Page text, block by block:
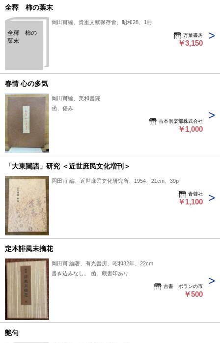
要資料として、洒落文化の魅力を伝えている。 状態：カバー
全釋 柿の葉末
全釋 柿の
葉末
岡田甫編、貴重文献保存會、昭和28、1冊
万葉書房
￥3,150
春情 心の多気
岡田甫編、美和書院
函、傷み
古本倶楽部株式会社
￥1,000
「大東閨語」研究 ＜近世庶民文化増刊＞
岡田甫 編、近世庶民文化研究所、1954、21cm、39p
青聲社
￥1,100
定本誹風末摘花
岡田甫 編著、有光書房、昭和32年、22cm
書き込みなし。 函。蔵書印あり
古書 ポランの市
￥500
艶句